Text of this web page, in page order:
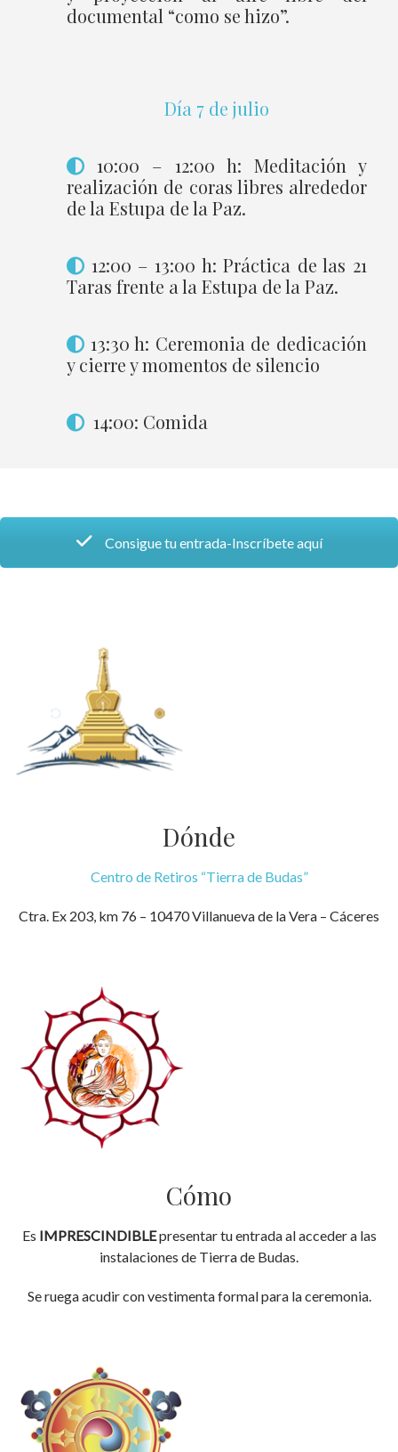
documental “como se hizo”.
Día 7 de julio
10:00 – 12:00 h: Meditación y
realización de coras libres alrededor
de la Estupa de la Paz.
12:00 – 13:00 h: Práctica de las 21
Taras frente a la Estupa de la Paz.
13:30 h: Ceremonia de dedicación
y cierre y momentos de silencio
14:00: Comida
Consigue tu entrada-Inscríbete aquí
Dónde
Centro de Retiros “Tierra de Budas”
Ctra. Ex 203, km 76 – 10470 Villanueva de la Vera – Cáceres
Cómo
Es IMPRESCINDIBLEpresentar tu entrada al acceder a las
instalaciones de Tierra de Budas.
Se ruega acudir con vestimenta formal para la ceremonia.